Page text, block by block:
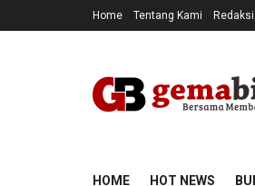
Home Tentang Kami Redaksi
HOME HOT NEWS